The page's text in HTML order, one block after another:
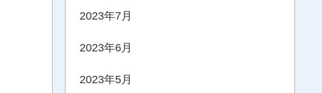
2023年7月
2023年6月
2023年5月